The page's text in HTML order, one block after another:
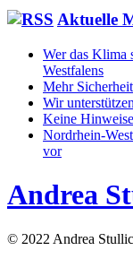
Aktuelle
Wer das Klima
Westfalens
Mehr
Wir
Keine
Nordrhein-
vor
Andrea
© 2022 Andrea